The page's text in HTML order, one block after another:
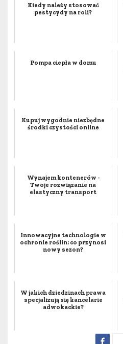
Kiedy należy stosować
pestycydy na roli?
Pompa ciepła w domu
Kupuj wygodnie niezbędne
środki czystości online
Wynajem kontenerów -
Twoje rozwiązanie na
elastyczny transport
Innowacyjne technologie w
ochronie roślin: co przynosi
nowy sezon?
W jakich dziedzinach prawa
specjalizują się kancelarie
adwokackie?